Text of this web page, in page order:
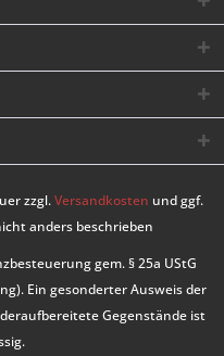
zzgl.Versandkosten und ggf.
anders beschrieben
gem. § 25a UStG
Ein gesonderter Ausweis der
Gegenstände ist